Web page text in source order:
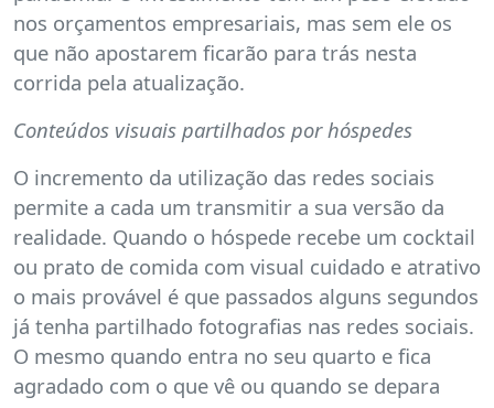
nos orçamentos empresariais, mas sem ele os
que não apostarem ficarão para trás nesta
corrida pela atualização.
Conteúdos visuais partilhados por hóspedes
O incremento da utilização das redes sociais
permite a cada um transmitir a sua versão da
realidade. Quando o hóspede recebe um cocktail
ou prato de comida com visual cuidado e atrativo
o mais provável é que passados alguns segundos
já tenha partilhado fotografias nas redes sociais.
O mesmo quando entra no seu quarto e fica
agradado com o que vê ou quando se depara